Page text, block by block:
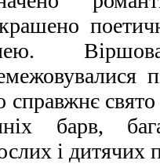
справжнє
барв,
і дитячих